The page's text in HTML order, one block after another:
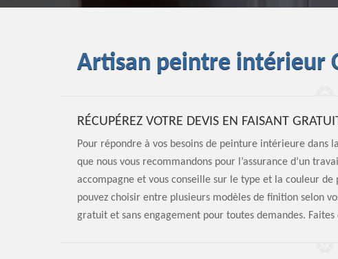
Artisan peintre intérieur
RÉCUPÉREZ VOTRE DEVIS EN FAISANT
Pour répondre à vos besoins de peinture intérieure dans
que nous vous recommandons pour l’assurance d’un
accompagne et vous conseille sur le type et la couleur
pouvez choisir entre plusieurs modèles de finition selon
gratuit et sans engagement pour toutes demandes.